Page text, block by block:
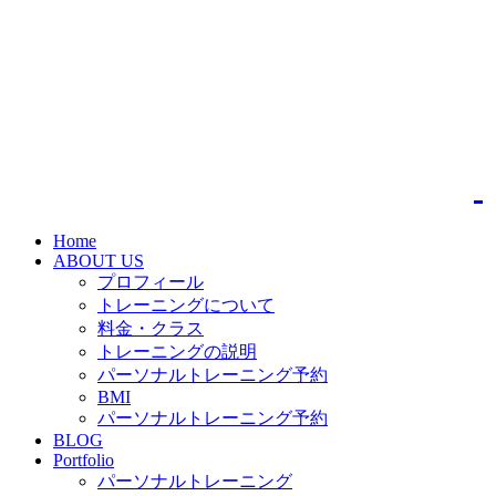
Home
ABOUT US
プロフィール
トレーニングについて
料金・クラス
トレーニングの説明
パーソナルトレーニング予約
BMI
パーソナルトレーニング予約
BLOG
Portfolio
パーソナルトレーニング